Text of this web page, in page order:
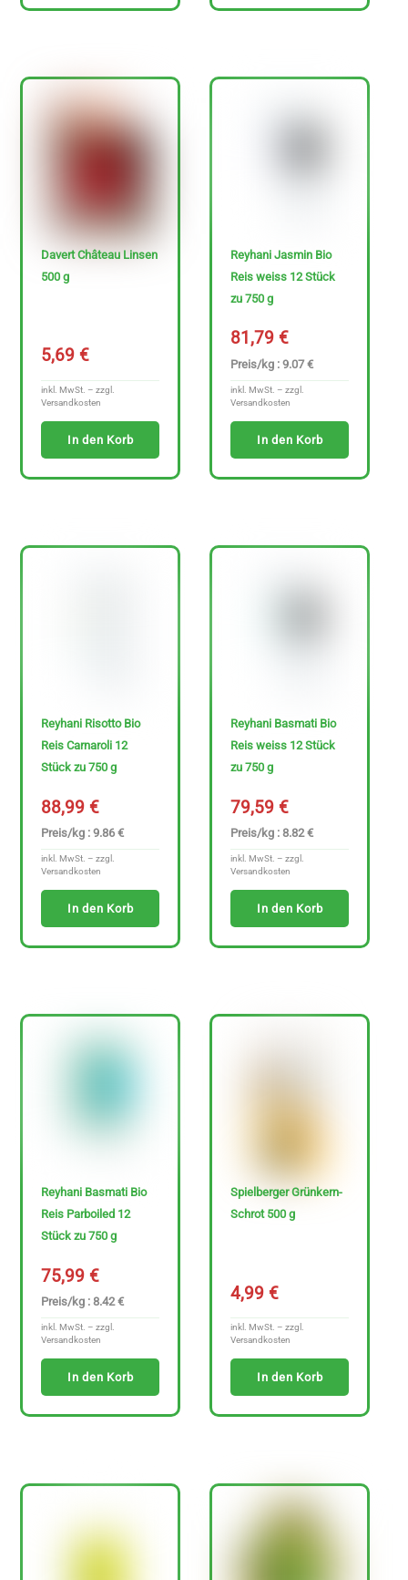
Davert Château Linsen
500 g
5,69€
inkl. MwSt. – zzgl.
Versandkosten
In den Korb
Reyhani Jasmin Bio
Reis weiss 12 Stück
zu 750 g
81,79€
Preis/kg : 9.07 €
inkl. MwSt. – zzgl.
Versandkosten
In den Korb
Reyhani Risotto Bio
Reis Carnaroli 12
Stück zu 750 g
88,99€
Preis/kg : 9.86 €
inkl. MwSt. – zzgl.
Versandkosten
In den Korb
Reyhani Basmati Bio
Reis weiss 12 Stück
zu 750 g
79,59€
Preis/kg : 8.82 €
inkl. MwSt. – zzgl.
Versandkosten
In den Korb
Reyhani Basmati Bio
Reis Parboiled 12
Stück zu 750 g
75,99€
Preis/kg : 8.42 €
inkl. MwSt. – zzgl.
Versandkosten
In den Korb
Spielberger Grünkern-
Schrot 500 g
4,99€
inkl. MwSt. – zzgl.
Versandkosten
In den Korb